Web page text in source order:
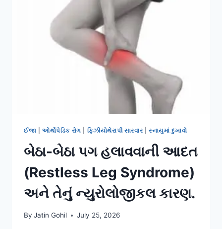
વૈજ્ઞાનિક
ઈજા ઓર્થોપેડિક રોગ ફિઝીયોથેરાપી સારવાર સ્નાયુમાં દુખાવો
બેઠા-બેઠા પગ હલાવવાની આદત
(Restless Leg Syndrome)
અને તેનું ન્યુરોલોજીકલ કારણ.
By Jatin Gohil July 25, 2026